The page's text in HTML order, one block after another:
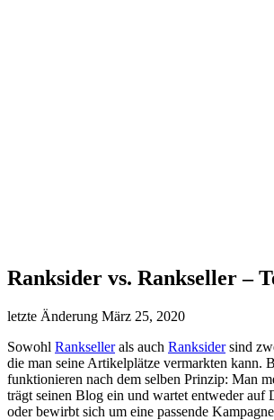
Ranksider vs. Rankseller –
letzte Änderung März 25, 2020
Sowohl Ranksellerals auch Ranksidersind
die man seine Artikelplätze vermarkten kann.
funktionieren nach dem selben Prinzip: Man
trägt seinen Blog ein und wartet entweder auf
oder bewirbt sich um eine passende